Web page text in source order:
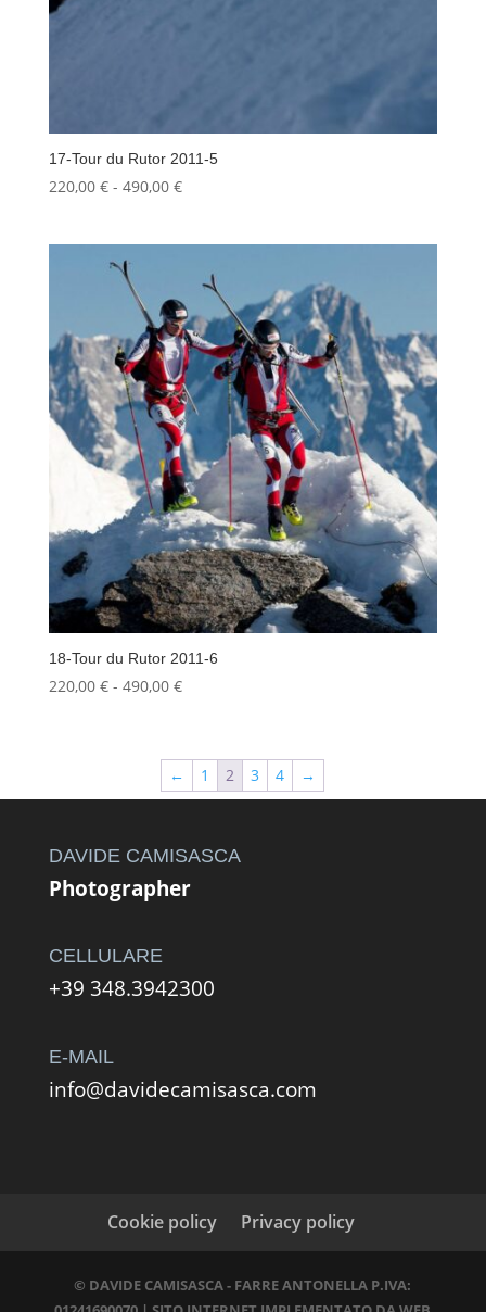
17-Tour du Rutor 2011-5
220,00 € - 490,00 €Fascia
220,00 €
a
490,00 €
18-Tour du Rutor 2011-6
220,00 € - 490,00 €Fascia
da
220,00 €
← 1 2 3 4 →
DAVIDE CAMISASCA
Photographer
CELLULARE
+39 348.3942300
E-MAIL
info@davidecamisasca.com
Cookie policy Privacy policy
© DAVIDE CAMISASCA - FARRE ANTONELLA P.IVA: